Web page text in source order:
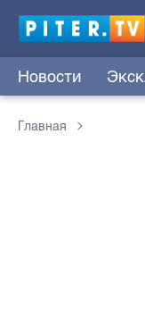
Новости
Главная